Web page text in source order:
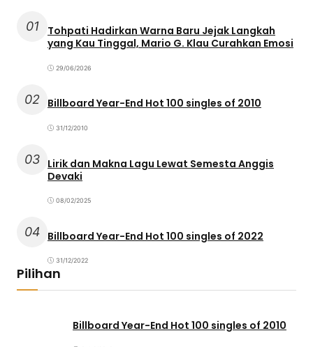
01
Tohpati Hadirkan Warna Baru Jejak Langkah
yang Kau Tinggal, Mario G. Klau Curahkan Emosi
29/06/2026
02 Billboard Year-End Hot 100 singles of 2010
31/12/2010
03 Lirik dan Makna Lagu Lewat Semesta Anggis
Devaki
08/02/2025
04 Billboard Year-End Hot 100 singles of 2022
31/12/2022
Pilihan
Billboard Year-End Hot 100 singles of 2010